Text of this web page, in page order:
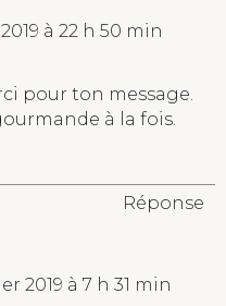
à 22 h 50 min
pour ton message.
à la fois.
Réponse
2019 à 7 h 31 min